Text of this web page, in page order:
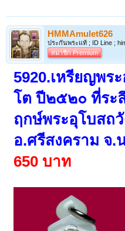
HMMAmulet626
ประกันพระแท้ ; ID Line ;
สมาชิก Premium
5920.เหรียญพร
โต ปี๒๕๒๐ที่ระ
ฤกษ์พระอุโบสถ
อ.ศรีสงคราม จ
650 บาท